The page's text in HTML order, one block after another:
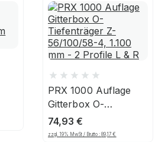
PRX 1000 Auflage
Gitterbox O-
Tiefenträger Z-
56/100/58-4, 1.100
74,93€
zzgl. 19% MwSt / Brutto :89,17€